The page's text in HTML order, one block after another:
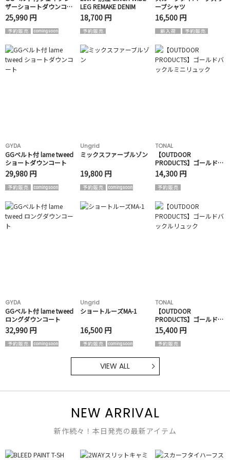
ザーショートダウンコー
ト
25,990 円
LEG REMAKE DENIM
18,700 円
ーブシャツ
16,500 円
GYDA
GGベルト付 lame tweed
ショートダウンコート
29,980 円
Ungrid
ミックスファーブルゾン
19,800 円
TONAL
【OUTDOOR
PRODUCTS】ゴールドバ
ックルミニリュック
14,300 円
GYDA
GGベルト付 lame tweed
ロングダウンコート
32,990 円
Ungrid
ショートルーズMA-1
16,500 円
TONAL
【OUTDOOR
PRODUCTS】ゴールドバ
ックルリュック
15,400 円
VIEW ALL
NEW ARRIVAL
新作続々！本日発売の最新アイテム